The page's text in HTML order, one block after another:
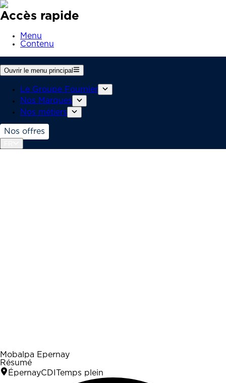
Accès rapide
Menu
Contenu
Ouvrir le menu principal
Le Groupe Fournier
Nos Marques
Nos métiers
Nos offres
Mobalpa Epernay
Résumé
ÉpernayCDI Temps plein